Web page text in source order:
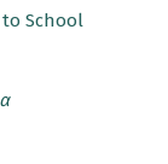
to School